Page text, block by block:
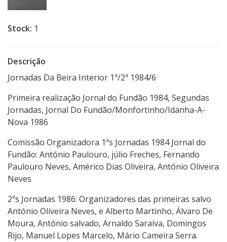
Stock: 1
Descrição
Jornadas Da Beira Interior 1ª/2ª 1984/6
Primeira realização Jornal do Fundão 1984, Segundas
Jornadas, Jornal Do Fundão/Monfortinho/Idanha-A-
Nova 1986
Comissão Organizadora 1ªs Jornadas 1984 Jornal do
Fundão: António Paulouro, júlio Freches, Fernando
Paulouro Neves, Américo Dias Oliveira, António Oliveira
Neves
2ªs Jornadas 1986: Organizadores das primeiras salvo
António Oliveira Neves, e Alberto Martinho, Álvaro De
Moura, António salvado, Arnaldo Saraiva, Domingos
Rijo, Manuel Lopes Marcelo, Mário Cameira Serra.